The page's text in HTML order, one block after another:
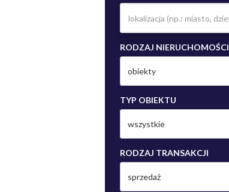
RODZAJ NIERUCHOMOŚCI
obiekty
TYP OBIEKTU
wszystkie
RODZAJ TRANSAKCJI
sprzedaż